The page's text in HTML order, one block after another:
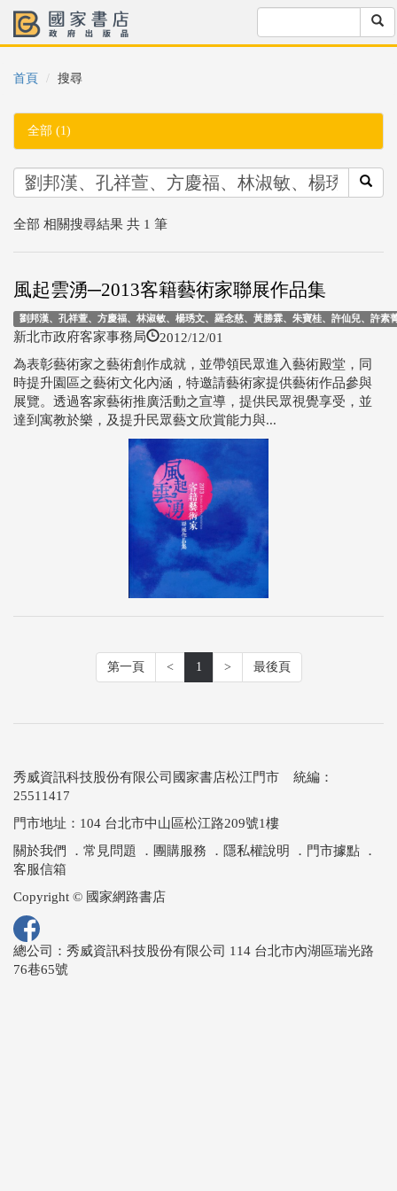
首頁 搜尋
全部 (1)
全部 相關搜尋結果 共 1 筆
風起雲湧─2013客籍藝術家聯展作品集
劉邦漢、孔祥萱、方慶福、林淑敏、楊琇文、羅念慈、黃勝霖、朱寶桂、許仙兒、許素
新北市政府客家事務局 2012/12/01
為表彰藝術家之藝術創作成就，並帶領民眾進入藝術殿堂，同
時提升園區之藝術文化內涵，特邀請藝術家提供藝術作品參與
展覽。透過客家藝術推廣活動之宣導，提供民眾視覺享受，並
達到寓教於樂，及提升民眾藝文欣賞能力與...
第一頁 < 1 > 最後頁
秀威資訊科技股份有限公司國家書店松江門市 統編：
25511417
門市地址：104 台北市中山區松江路209號1樓
關於我們 ． 常見問題 ． 團購服務 ． 隱私權說明 ． 門市據點 ．
客服信箱
Copyright © 國家網路書店
總公司：秀威資訊科技股份有限公司 114 台北市內湖區瑞光路
76巷65號